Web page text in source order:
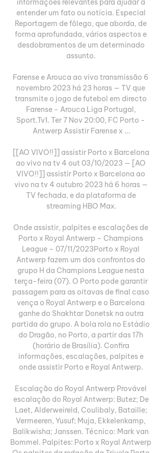
informações relevantes para ajudar a
entender um fato ou notícia. Especial
Reportagem de fôlego, que aborda, de
forma aprofundada, vários aspectos e
desdobramentos de um determinado
assunto.
Farense e Arouca ao vivo transmissão 6
novembro 2023 há 23 horas — TV que
transmite o jogo de futebol em directo
Farense - Arouca Liga Portugal,
Sport.Tv1. Ter 7 Nov 20:00, FC Porto -
Antwerp Assistir Farense x ...
[[AO VIVO!!]] assistir Porto x Barcelona
ao vivo na tv 4 out 03/10/2023 — [AO
VIVO!!]] assistir Porto x Barcelona ao
vivo na tv 4 outubro 2023 há 6 horas —
TV fechada, e da plataforma de
streaming HBO Max.
Onde assistir, palpites e escalações de
Porto x Royal Antwerp – Champions
League – 07/11/2023Porto x Royal
Antwerp fazem um dos confrontos do
grupo H da Champions League nesta
terça-feira (07). O Porto pode garantir
passagem para as oitavas de final caso
vença o Royal Antwerp e o Barcelona
ganhe do Shakhtar Donetsk na outra
partida do grupo. A bola rola no Estádio
do Dragão, no Porto, a partir das 17h
(horário de Brasília). Confira
informações, escalações, palpites e
onde assistir Porto e Royal Antwerp.
Escalação do Royal Antwerp Provável
escalação do Royal Antwerp: Butez; De
Laet, Alderweireld, Coulibaly, Bataille;
Vermeeren, Yusuf; Muja, Ekkelenkamp,
Balikwisha; Janssen. Técnico: Mark van
Bommel. Palpites: Porto x Royal Antwerp